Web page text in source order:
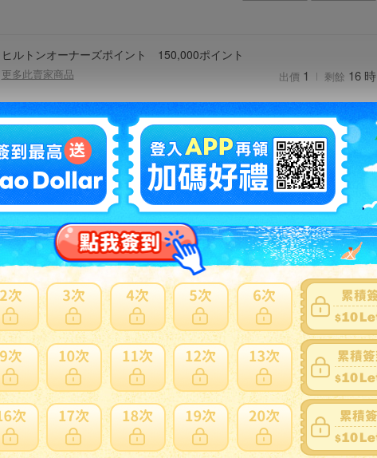
ヒルトンオーナーズポイント 150,000ポイント
更多此賣家商品 出價 1 剩餘 16 時
JTB旅行券 5万円分
更多此賣家商品 出價 1 剩餘 21 時
日本旅行 ギフト旅行券 10000円券 2枚セット 計20000円分
更多此賣家商品 出價 剩餘 3日
JTBトラベルギフトカード
更多此賣家商品 出價 1 剩餘 5日